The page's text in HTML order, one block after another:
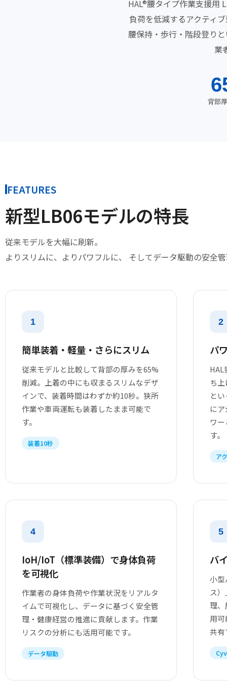
HAL®腰タイプ作業支援用
負荷を低減するアクティ
腰保持・歩行・階段登り
業
背部
FEATURES
新型LB06モデルの特長
従来モデルを大幅に刷新。
よりスリムに、よりパワフルに、 そしてデータ駆動の安全
1
簡単装着・軽量・さらにスリム
従来モデルと比較して背部の厚みを65%
削減。上着の中にも収まるスリムなデザ
インで、装着時間はわずか約10秒。狭所
作業や車両運転も装着したまま可能で
す。
装着10秒
2
パ
HAL
ち
と
に
ワ
す。
ア
4
IoH/IoT（標準装備）で身体負荷
を可視化
作業者の身体負荷や作業状況をリアルタ
イムで可視化し、データに基づく安全管
理・健康経営の推進に貢献します。作業
リスクの分析にも活用可能です。
データ駆動
5
バ
小型
ス
理
用
共有